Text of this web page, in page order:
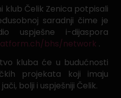
Čelik Zenica potpisali
saradnji čime je
uspješne i-dijaspora
bhs/network .
kluba će u budućnosti
projekata koji imaju
bolji i uspješniji Čelik.